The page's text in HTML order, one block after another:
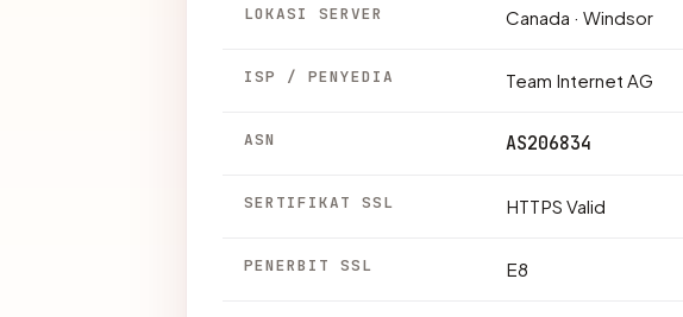
LOKASI SERVER Canada · Windsor
ISP / PENYEDIA Team Internet AG
ASN AS206834
SERTIFIKAT SSL HTTPS Valid
PENERBIT SSL E8